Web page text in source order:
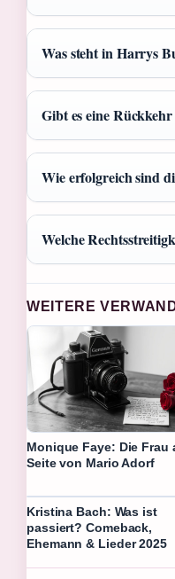
Was steht in Harrys
Gibt es eine
Wie erfolgreich sind
Welche
WEITERE
Monique Faye: Die Frau
Seite von Mario Adorf
Kristina Bach: Was ist
passiert? Comeback,
Ehemann & Lieder 2025